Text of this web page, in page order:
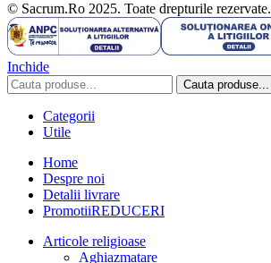
© Sacrum.Ro 2025. Toate drepturile rezervate.
Inchide
Cauta produse...
Categorii
Utile
Home
Despre noi
Detalii livrare
PromotiiREDUCERI
Articole religioase
Aghiazmatare